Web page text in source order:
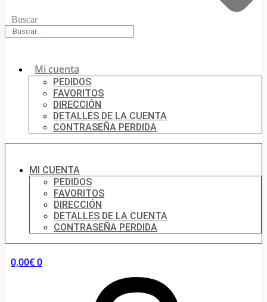
Buscar
Mi cuenta
PEDIDOS
FAVORITOS
DIRECCIÓN
DETALLES DE LA CUENTA
CONTRASEÑA PERDIDA
MI CUENTA
PEDIDOS
FAVORITOS
DIRECCIÓN
DETALLES DE LA CUENTA
CONTRASEÑA PERDIDA
0,00€0